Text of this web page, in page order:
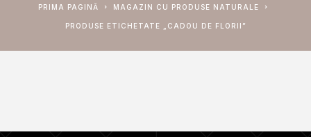
PRIMA PAGINĂ MAGAZIN CU PRODUSE NATURALE
PRODUSE ETICHETATE „CADOU DE FLORII”